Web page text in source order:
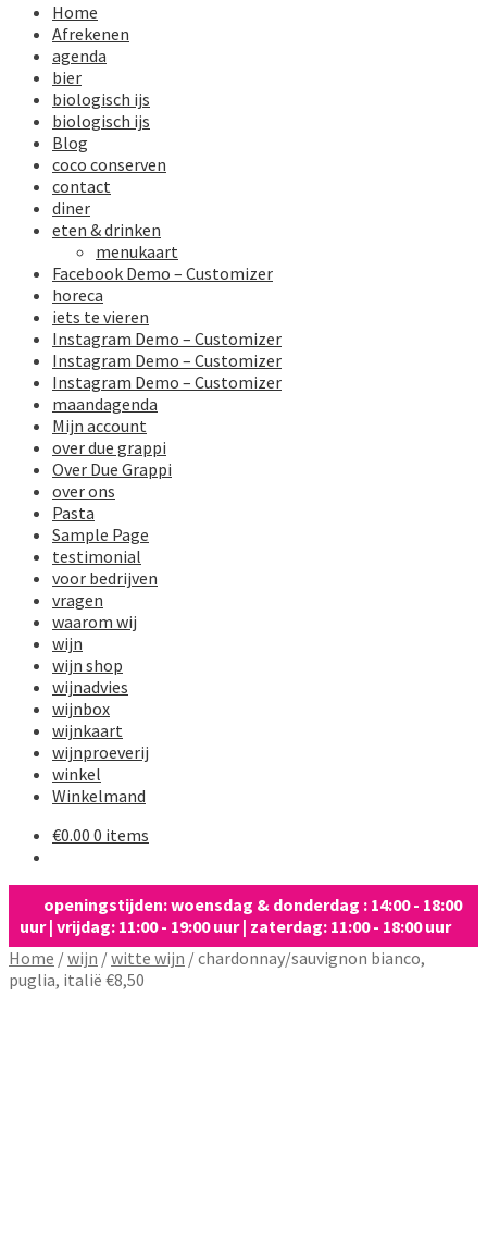
Home
Afrekenen
agenda
bier
biologisch ijs
biologisch ijs
Blog
coco conserven
contact
diner
eten & drinken
menukaart
Facebook Demo – Customizer
horeca
iets te vieren
Instagram Demo – Customizer
Instagram Demo – Customizer
Instagram Demo – Customizer
maandagenda
Mijn account
over due grappi
Over Due Grappi
over ons
Pasta
Sample Page
testimonial
voor bedrijven
vragen
waarom wij
wijn
wijn shop
wijnadvies
wijnbox
wijnkaart
wijnproeverij
winkel
Winkelmand
€0.00 0 items
openingstijden: woensdag & donderdag : 14:00 - 18:00
uur | vrijdag: 11:00 - 19:00 uur | zaterdag: 11:00 - 18:00 uur
Home /wijn /witte wijn /chardonnay/sauvignon bianco,
puglia, italië €8,50